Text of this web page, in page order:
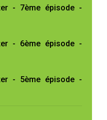
- 7ème épisode -
- 6ème épisode -
- 5ème épisode -